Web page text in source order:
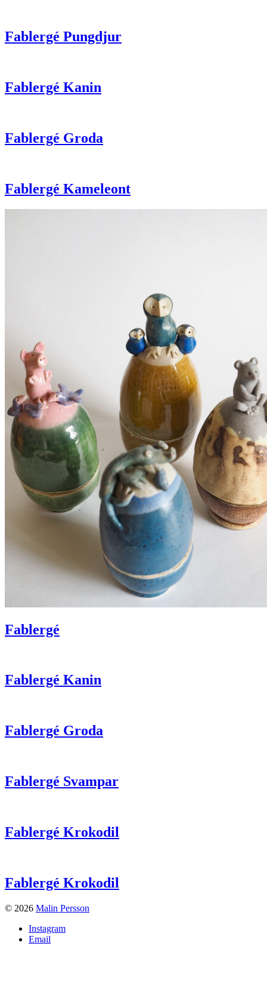
Fablergé Pungdjur
Fablergé Kanin
Fablergé Groda
Fablergé Kameleont
Fablergé
Fablergé Kanin
Fablergé Groda
Fablergé Svampar
Fablergé Krokodil
Fablergé Krokodil
© 2026 Malin Persson
Instagram
Email